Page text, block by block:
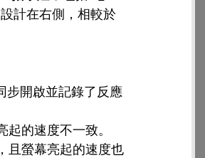
計在右側，相較於
步開啟並記錄了反應
的速度不一致。
且螢幕亮起的速度也